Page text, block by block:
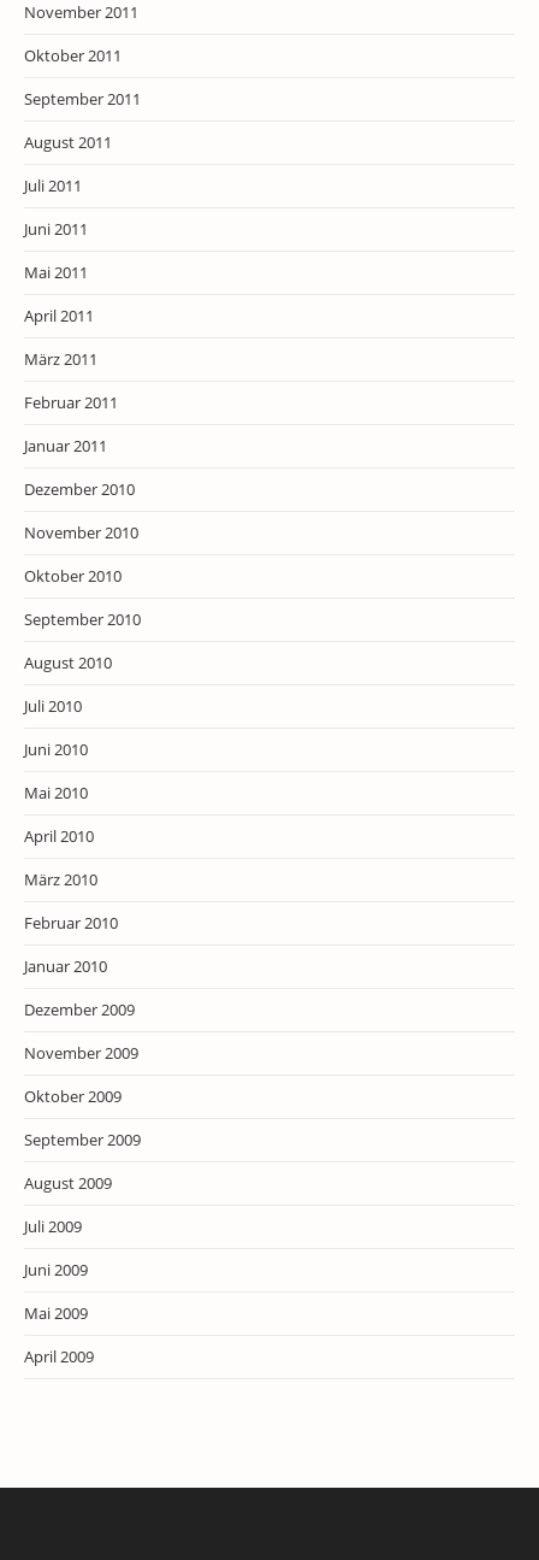
November 2011
Oktober 2011
September 2011
August 2011
Juli 2011
Juni 2011
Mai 2011
April 2011
März 2011
Februar 2011
Januar 2011
Dezember 2010
November 2010
Oktober 2010
September 2010
August 2010
Juli 2010
Juni 2010
Mai 2010
April 2010
März 2010
Februar 2010
Januar 2010
Dezember 2009
November 2009
Oktober 2009
September 2009
August 2009
Juli 2009
Juni 2009
Mai 2009
April 2009